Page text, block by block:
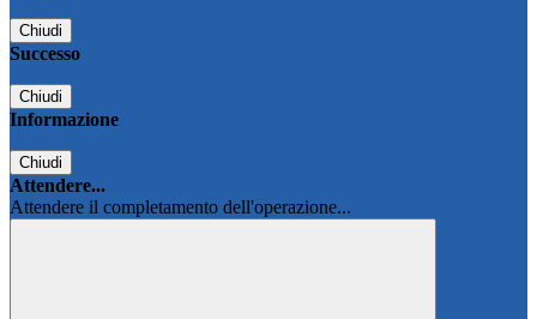
Chiudi
Successo
Chiudi
Informazione
Chiudi
Attendere...
Attendere il completamento dell'operazione...